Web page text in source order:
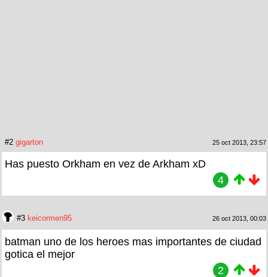
#2 gigarton 25 oct 2013, 23:57
Has puesto Orkham en vez de Arkham xD
4
#3 keicormen95 26 oct 2013, 00:03
batman uno de los heroes mas importantes de ciudad
gotica el mejor
2